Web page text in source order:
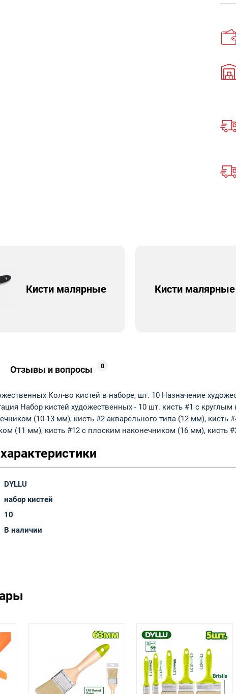
Кисти малярные Кисти малярные
Отзывы и вопросы 0
Кол-во кистей в наборе, шт. 10 Назначение
Набор кистей художественных - 10 шт. кисть #1 с
(10-13 мм), кисть #2 акварельного типа (12 мм),
(11 мм), кисть #12 с плоским наконечником (16 мм),
DYLLU
набор кистей
10
В наличии